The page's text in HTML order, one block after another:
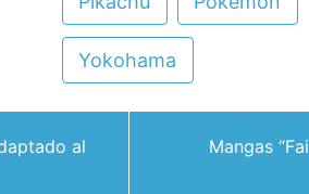
Yokohama
al
Mangas